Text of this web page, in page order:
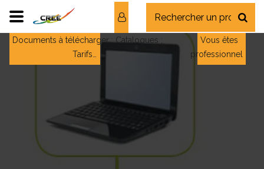
Documents à télécharger : Catalogues ;
Tarifs…
Vous êtes
professionnel